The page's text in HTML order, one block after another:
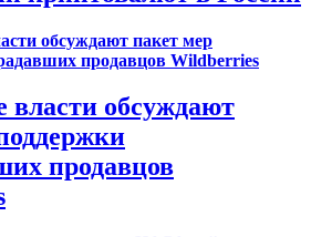
власти обсуждают
продавцов